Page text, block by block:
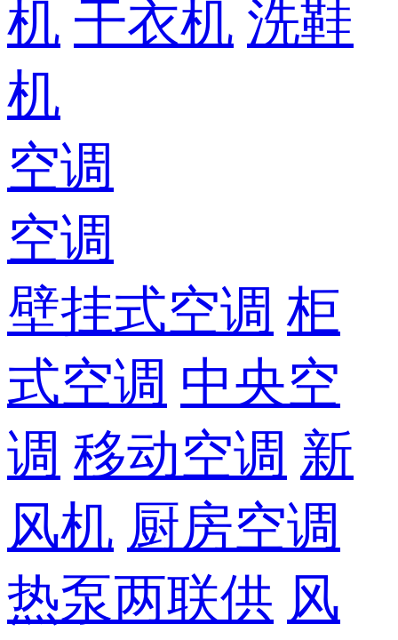
机 干衣机 洗鞋
机
空调
空调
壁挂式空调 柜
式空调 中央空
调 移动空调 新
风机 厨房空调
热泵两联供 风